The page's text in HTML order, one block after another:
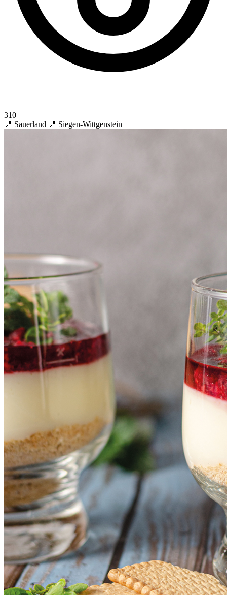
310
📍 Sauerland 📍 Siegen-Wittgenstein